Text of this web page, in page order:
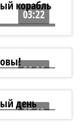
03:22
06:06
05:13
день